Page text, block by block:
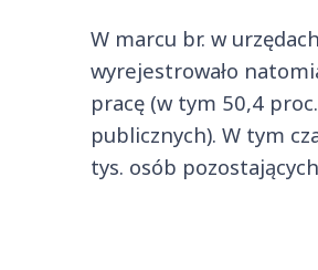
W marcu br. w
wyrejestrowało
pracę (w tym 50,4
publicznych). W tym
tys. osób